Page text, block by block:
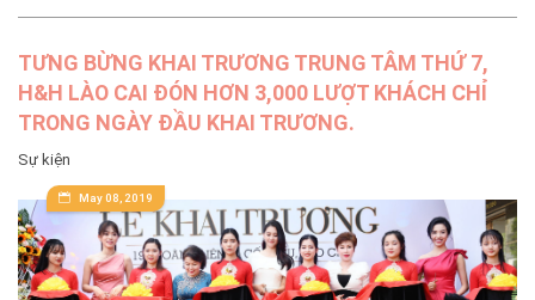
TƯNG BỪNG KHAI TRƯƠNG TRUNG TÂM THỨ 7,
H&H LÀO CAI ĐÓN HƠN 3,000 LƯỢT KHÁCH CHỈ
TRONG NGÀY ĐẦU KHAI TRƯƠNG.
Sự kiện
May 08, 2019